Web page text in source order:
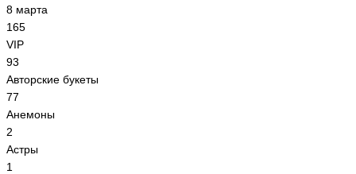
8 марта
165
VIP
93
Авторские букеты
77
Анемоны
2
Астры
1